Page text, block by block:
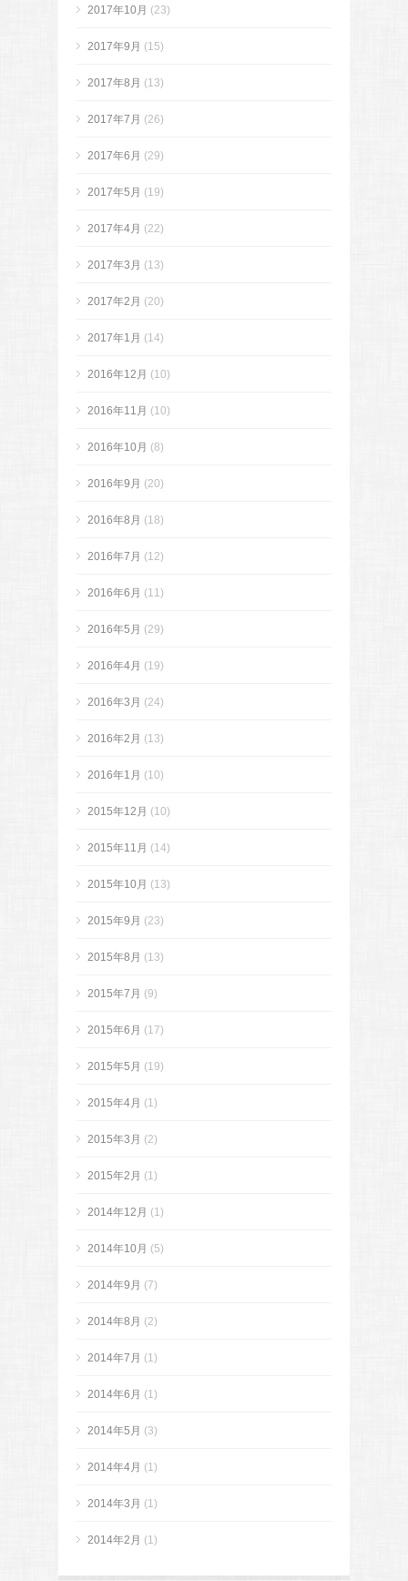
2017年10月 (23)
2017年9月 (15)
2017年8月 (13)
2017年7月 (26)
2017年6月 (29)
2017年5月 (19)
2017年4月 (22)
2017年3月 (13)
2017年2月 (20)
2017年1月 (14)
2016年12月 (10)
2016年11月 (10)
2016年10月 (8)
2016年9月 (20)
2016年8月 (18)
2016年7月 (12)
2016年6月 (11)
2016年5月 (29)
2016年4月 (19)
2016年3月 (24)
2016年2月 (13)
2016年1月 (10)
2015年12月 (10)
2015年11月 (14)
2015年10月 (13)
2015年9月 (23)
2015年8月 (13)
2015年7月 (9)
2015年6月 (17)
2015年5月 (19)
2015年4月 (1)
2015年3月 (2)
2015年2月 (1)
2014年12月 (1)
2014年10月 (5)
2014年9月 (7)
2014年8月 (2)
2014年7月 (1)
2014年6月 (1)
2014年5月 (3)
2014年4月 (1)
2014年3月 (1)
2014年2月 (1)